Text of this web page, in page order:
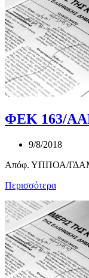
ΦΕΚ 163/
9/8/2018
Απόφ. ΥΠΠΟΑ/
Περισσότερα